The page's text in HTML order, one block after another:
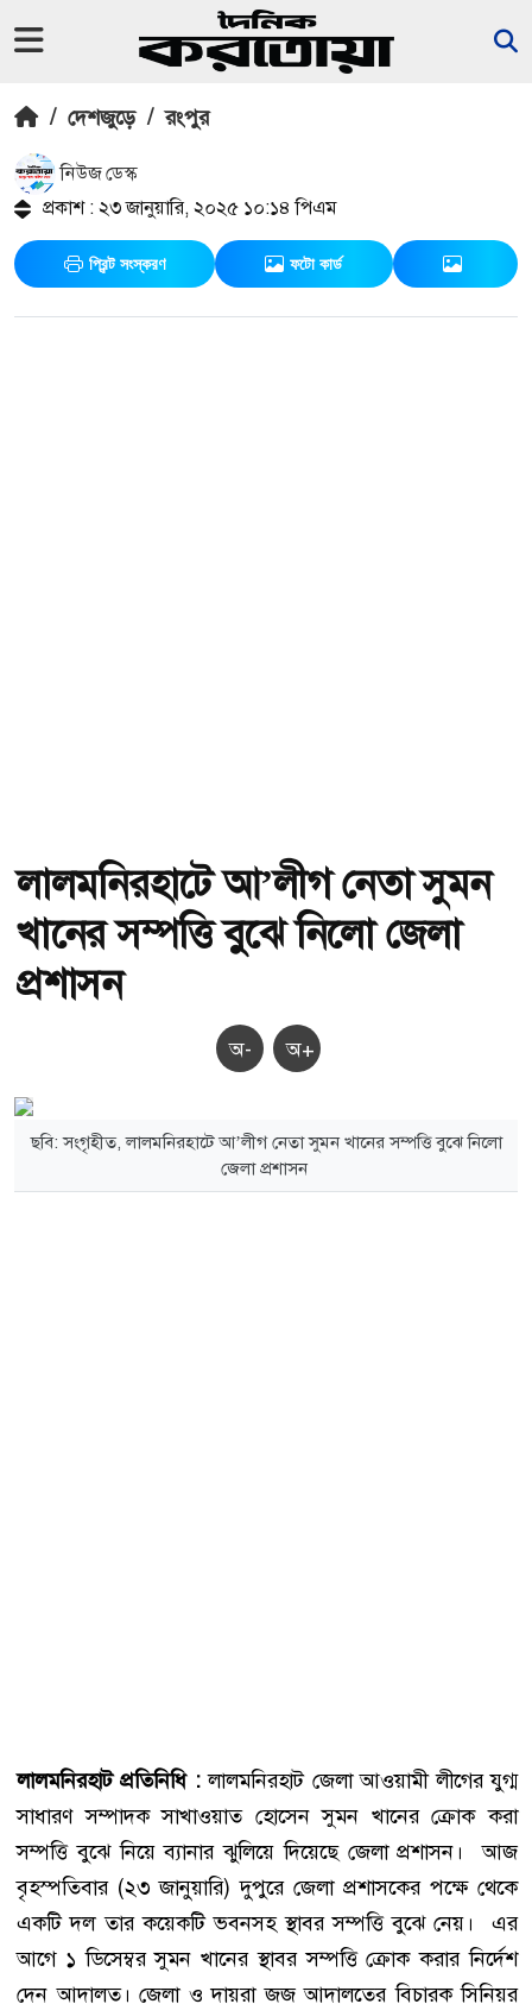
/ দেশজুড়ে / রংপুর
নিউজ ডেস্ক
প্রকাশ : ২৩ জানুয়ারি, ২০২৫ ১০:১৪ পিএম
প্রিন্ট সংস্করণ ফটো কার্ড
লালমনিরহাটে আ’লীগ নেতা সুমন
খানের সম্পত্তি বুঝে নিলো জেলা
প্রশাসন
অ- অ+
ছবি: সংগৃহীত, লালমনিরহাটে আ’লীগ নেতা সুমন খানের সম্পত্তি বুঝে নিলো
জেলা প্রশাসন
লালমনিরহাট প্রতিনিধি :লালমনিরহাট জেলা আওয়ামী লীগের যুগ্ম
সাধারণ সম্পাদক সাখাওয়াত হোসেন সুমন খানের ক্রোক করা
সম্পত্তি বুঝে নিয়ে ব্যানার ঝুলিয়ে দিয়েছে জেলা প্রশাসন। আজ
বৃহস্পতিবার (২৩ জানুয়ারি) দুপুরে জেলা প্রশাসকের পক্ষে থেকে
একটি দল তার কয়েকটি ভবনসহ স্থাবর সম্পত্তি বুঝে নেয়। এর
আগে ১ ডিসেম্বর সুমন খানের স্থাবর সম্পত্তি ক্রোক করার নির্দেশ
দেন আদালত। জেলা ও দায়রা জজ আদালতের বিচারক সিনিয়র